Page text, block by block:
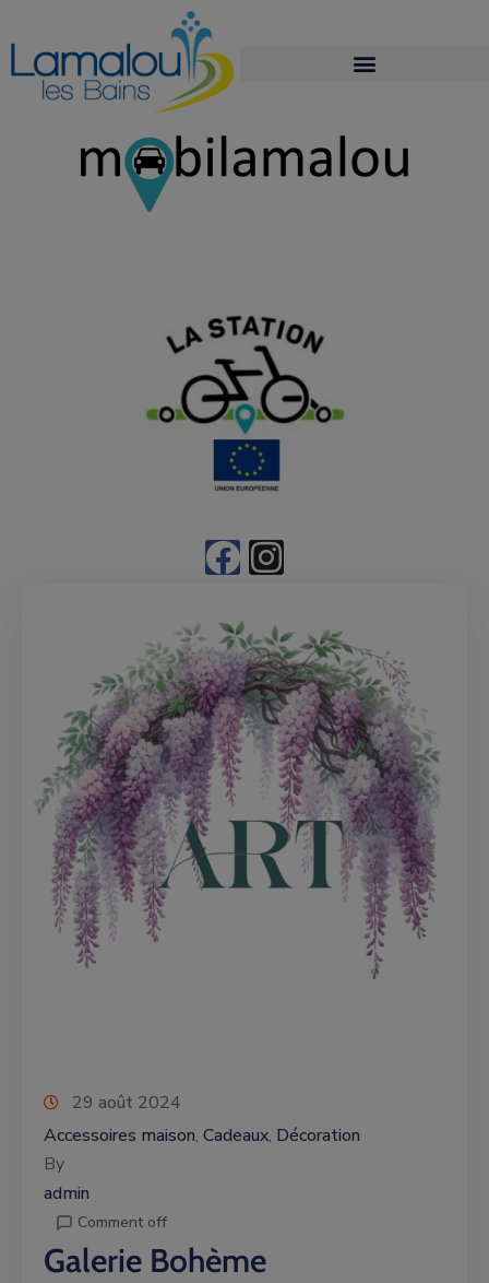
29 août 2024
Accessoires maison‚ Cadeaux‚ Décoration
By
admin
Comment off
Galerie Bohème